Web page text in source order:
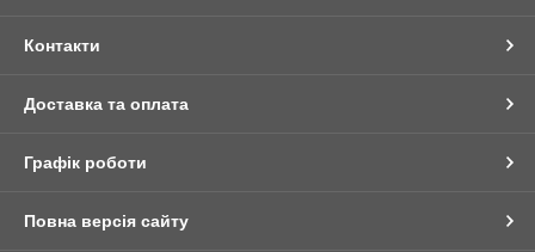
Контакти
Доставка та оплата
Графік роботи
Повна версія сайту